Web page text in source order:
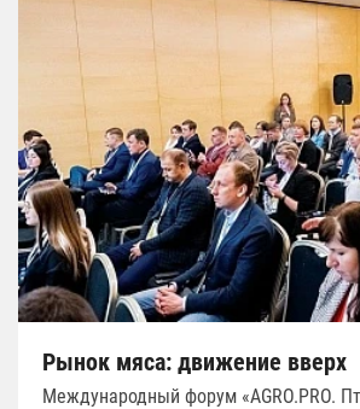
Рынок мяса: движение вверх
Международный форум «AGRO.PRO.